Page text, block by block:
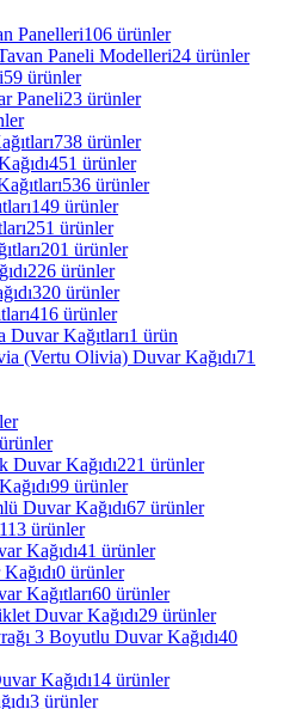
Panelleri106 ürünler
Paneli Modelleri24 ürünler
59 ürünler
Paneli23 ürünler
738 ürünler
451 ürünler
536 ürünler
149 ürünler
251 ürünler
201 ürünler
226 ürünler
320 ürünler
416 ürünler
Duvar Kağıtları1 ürün
(Vertu Olivia) Duvar Kağıdı71
Kağıdı221 ürünler
99 ürünler
Duvar Kağıdı67 ürünler
113 ürünler
Kağıdı41 ürünler
0 ürünler
Kağıtları60 ürünler
Duvar Kağıdı29 ürünler
3 Boyutlu Duvar Kağıdı40
Kağıdı14 ürünler
3 ürünler